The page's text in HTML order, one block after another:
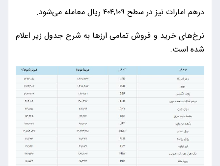
درهم امارات نیز در سطح ۴۰۴,۱۰۹ ریال معامله می‌شود.
نرخ‌های خرید و فروش تمامی ارزها به شرح جدول زیر اعلام
شده است.